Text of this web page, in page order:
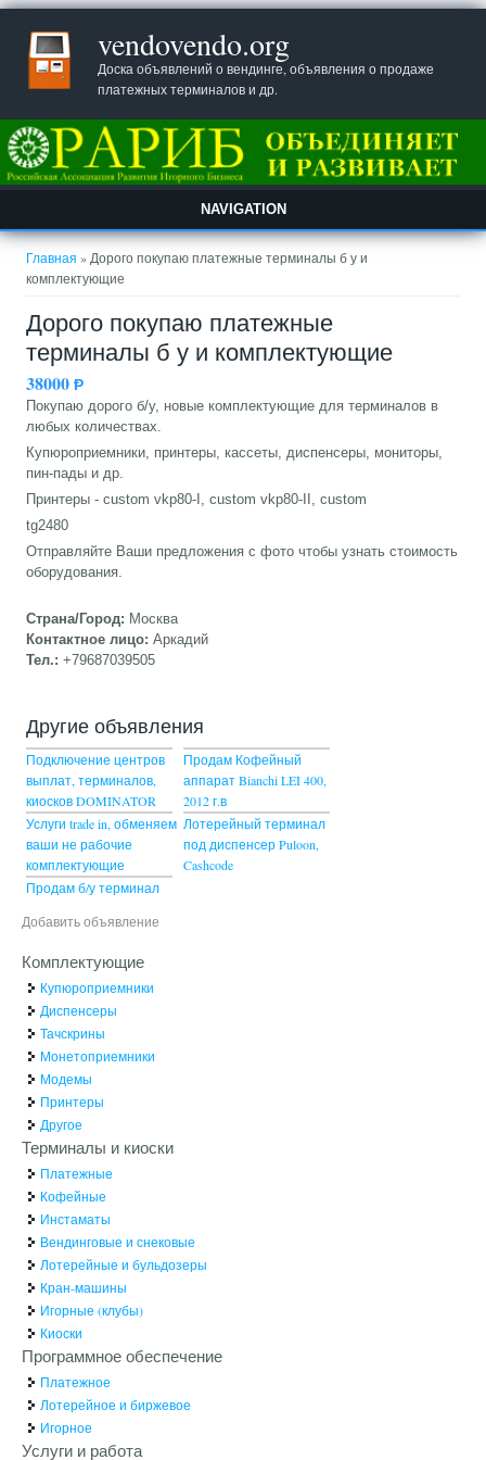
vendovendo.org
Доска объявлений о вендинге, объявления о продаже
платежных терминалов и др.
NAVIGATION
Вы здесь
Главная » Дорого покупаю платежные терминалы б у и
комплектующие
Дорого покупаю платежные
терминалы б у и комплектующие
38000Ᵽ
Покупаю дорого б/у, новые комплектующие для терминалов в
любых количествах.
Купюроприемники, принтеры, кассеты, диспенсеры, мониторы,
пин-пады и др.
Принтеры - custom vkp80-I, custom vkp80-II, custom
tg2480
Отправляйте Ваши предложения с фото чтобы узнать стоимость
оборудования.
Страна/Город: Москва
Контактное лицо:Аркадий
Тел.:+79687039505
Другие объявления
Подключение центров
выплат, терминалов,
киосков DOMINATOR
Продам Кофейный
аппарат Bianchi LEI 400,
2012 г.в
Услуги trade in, обменяем
ваши не рабочие
комплектующие
Лотерейный терминал
под диспенсер Puloon,
Cashcode
Продам б/у терминал
Добавить объявление
Комплектующие
Купюроприемники
Диспенсеры
Тачскрины
Монетоприемники
Модемы
Принтеры
Другое
Терминалы и киоски
Платежные
Кофейные
Инстаматы
Вендинговые и снековые
Лотерейные и бульдозеры
Кран-машины
Игорные (клубы)
Киоски
Программное обеспечение
Платежное
Лотерейное и биржевое
Игорное
Услуги и работа